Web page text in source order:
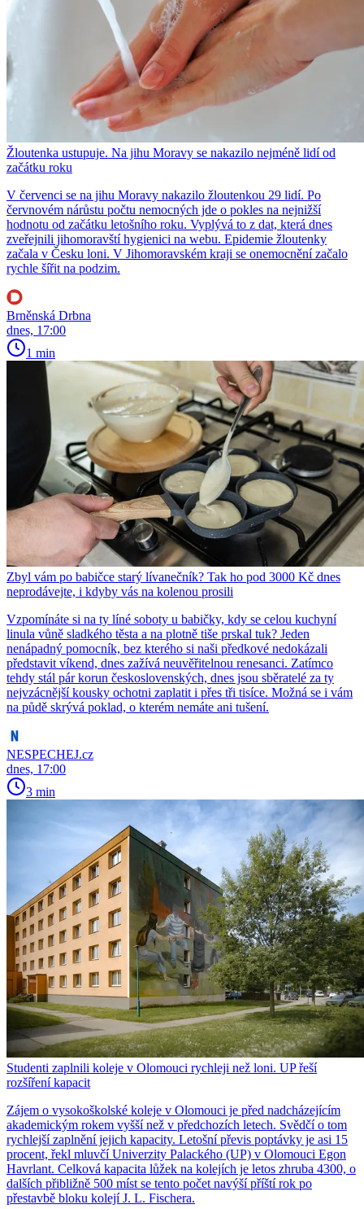
Žloutenka ustupuje. Na jihu Moravy se nakazilo nejméně lidí od
začátku roku
V červenci se na jihu Moravy nakazilo žloutenkou 29 lidí. Po
červnovém nárůstu počtu nemocných jde o pokles na nejnižší
hodnotu od začátku letošního roku. Vyplývá to z dat, která dnes
zveřejnili jihomoravští hygienici na webu. Epidemie žloutenky
začala v Česku loni. V Jihomoravském kraji se onemocnění začalo
rychle šířit na podzim.
Brněnská Drbna
dnes, 17:00
1 min
Zbyl vám po babičce starý lívanečník? Tak ho pod 3000 Kč dnes
neprodávejte, i kdyby vás na kolenou prosili
Vzpomínáte si na ty líné soboty u babičky, kdy se celou kuchyní
linula vůně sladkého těsta a na plotně tiše prskal tuk? Jeden
nenápadný pomocník, bez kterého si naši předkové nedokázali
představit víkend, dnes zažívá neuvěřitelnou renesanci. Zatímco
tehdy stál pár korun československých, dnes jsou sběratelé za ty
nejvzácnější kousky ochotni zaplatit i přes tři tisíce. Možná se i vám
na půdě skrývá poklad, o kterém nemáte ani tušení.
NESPECHEJ.cz
dnes, 17:00
3 min
Studenti zaplnili koleje v Olomouci rychleji než loni. UP řeší
rozšíření kapacit
Zájem o vysokoškolské koleje v Olomouci je před nadcházejícím
akademickým rokem vyšší než v předchozích letech. Svědčí o tom
rychlejší zaplnění jejich kapacity. Letošní převis poptávky je asi 15
procent, řekl mluvčí Univerzity Palackého (UP) v Olomouci Egon
Havrlant. Celková kapacita lůžek na kolejích je letos zhruba 4300, o
dalších přibližně 500 míst se tento počet navýší příští rok po
přestavbě bloku kolejí J. L. Fischera.